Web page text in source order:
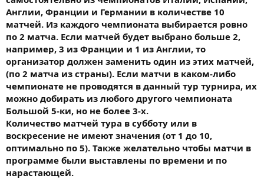
Англии, Франции и Германии в количестве 10
матчей. Из каждого чемпионата выбирается ровно
по 2 матча. Если матчей будет выбрано больше 2,
например, 3 из Франции и 1 из Англии, то
организатор должен заменить один из этих матчей,
(по 2 матча из страны). Если матчи в каком-либо
чемпионате не проводятся в данный тур турнира, их
можно добирать из любого другого чемпионата
Большой 5-ки, но не более 3-х.
Количество матчей тура в субботу или в
воскресение не имеют значения (от 1 до 10,
оптимально по 5). Также желательно чтобы матчи в
программе были выставлены по времени и по
нарастающей.